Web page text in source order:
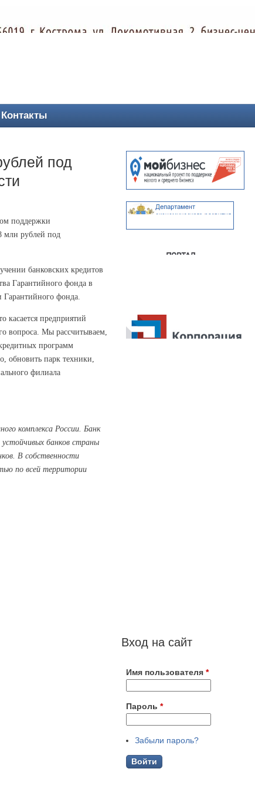
под
поддержки
млн рублей под
банковских кредитов
Гарантийного фонда в
Гарантийного фонда.
касается предприятий
вопроса. Мы рассчитываем,
программ
обновить парк техники,
филиала
комплекса России. Банк
банков страны
В собственности
по всей территории
Контакты
Вход на сайт
Имя пользователя *
Пароль *
Забыли пароль?